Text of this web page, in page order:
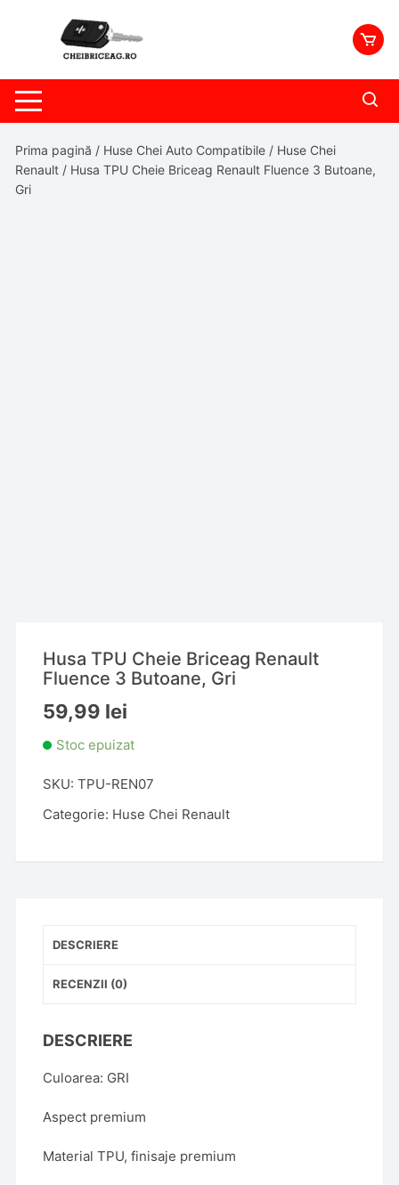
Prima pagină / Huse Chei Auto Compatibile / Huse Chei
Renault / Husa TPU Cheie Briceag Renault Fluence 3 Butoane,
Gri
Husa TPU Cheie Briceag Renault
Fluence 3 Butoane, Gri
59,99 lei
Stoc epuizat
SKU:TPU-REN07
Categorie: Huse Chei Renault
DESCRIERE
RECENZII (0)
DESCRIERE
Culoarea: GRI
Aspect premium
Material TPU, finisaje premium